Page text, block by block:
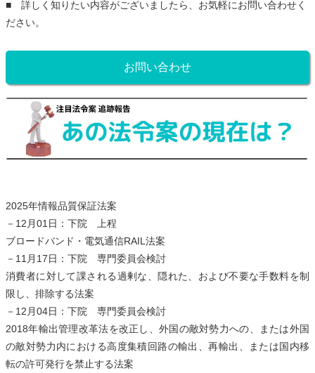
■ 詳しく知りたい内容がございましたら、お気軽にお問い合わせく
ださい。
お問い合わせ
2025年情報品質保証法案
－12月01日：下院 上程
ブロードバンド・電気通信RAIL法案
－11月17日：下院 専門委員会検討
消費者に対して課される過剰な、隠れた、および不要な手数料を制
限し、排除する法案
－12月04日：下院 専門委員会検討
2018年輸出管理改革法を改正し、外国の敵対勢力への、または外国
の敵対勢力内における高度集積回路の輸出、再輸出、または国内移
転の許可発行を禁止する法案